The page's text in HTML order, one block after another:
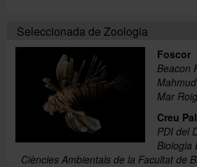
Seleccionada de Zoologia
Foscor
Beacon
Mar Roig
Creu
PDI del
Biologia
Ciències Ambientals de la Facultat de